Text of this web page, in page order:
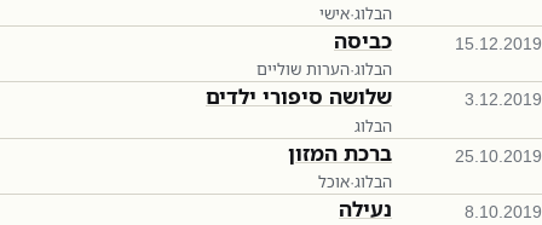
הבלוג·אישי
15.12.2019 כביסה
הבלוג·הערות שוליים
3.12.2019 שלושה סיפורי ילדים
הבלוג
25.10.2019 ברכת המזון
הבלוג·אוכל
8.10.2019 נעילה